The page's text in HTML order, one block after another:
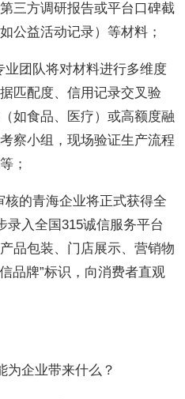
三方调研报告或平台口碑截
公益活动记录）等材料；
团队将对材料进行多维度
匹配度、信用记录交叉验
如食品、医疗）或高额度融
察小组，现场验证生产流程
；
的青海企业将正式获得全
录入全国315诚信服务平台
品包装、门店展示、营销物
品牌”标识，向消费者直观
为企业带来什么？